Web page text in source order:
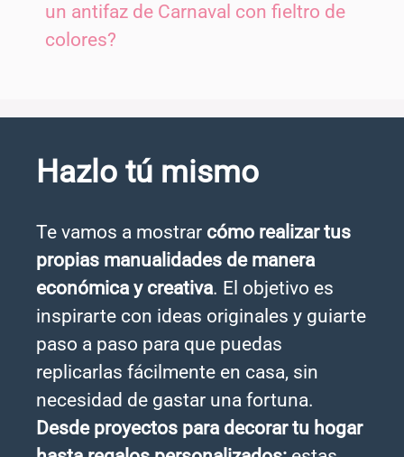
un antifaz de Carnaval con fieltro de
colores?
Hazlo tú mismo
Te vamos a mostrar cómo realizar tus
propias manualidades de manera
económica y creativa. El objetivo es
inspirarte con ideas originales y guiarte
paso a paso para que puedas
replicarlas fácilmente en casa, sin
necesidad de gastar una fortuna.
Desde proyectos para decorar tu hogar